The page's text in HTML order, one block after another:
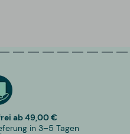
ab 49,00 €
in 3–5 Tagen